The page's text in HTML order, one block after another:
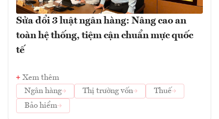
Sửa đổi 3 luật ngân hàng: Nâng cao an
toàn hệ thống, tiệm cận chuẩn mực quốc
tế
Xem thêm
Ngân hàng
Thị trường vốn
Thuế
Bảo hiểm